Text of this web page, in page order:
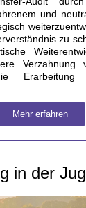
und
zu
Verzahnung
Erarbeitung
Mehr erfahren
in der